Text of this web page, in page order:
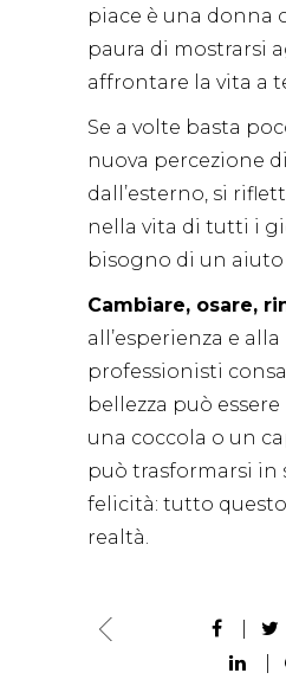
piace è una donna
paura di mostrarsi
affrontare la vita a
Se a volte basta
nuova percezione
dall’esterno, si
nella vita di tutti i
bisogno di un aiuto
Cambiare, osare,
all’esperienza e
professionisti
bellezza può
una coccola o un
può trasformarsi in
felicità: tutto
realtà.